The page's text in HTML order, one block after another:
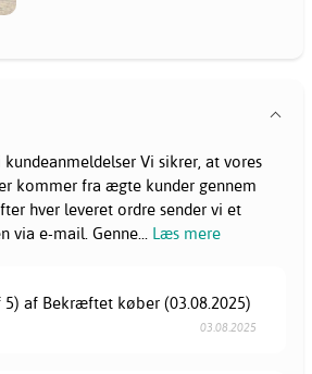
Vi sikrer, at vores
kommer fra ægte kunder gennem
hver leveret ordre sender vi et
via e-mail. Genne... Læs mere
5) af Bekræftet køber (03.08.2025)
03.08.2025